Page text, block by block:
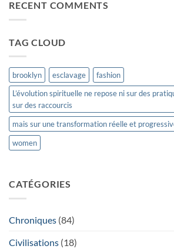
ET
RECENT COMMENTS
TAG CLOUD
brooklyn esclavage
fashion
L’évolution spirituelle ne repose ni sur des
sur des raccourcis
mais sur une transformation réelle et
women
CATÉGORIES
Chroniques (84)
Civilisations (18)